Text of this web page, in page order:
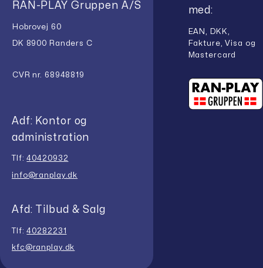
RAN-PLAY Gruppen A/S
Hobrovej 60
DK 8900 Randers C
CVR nr. 68948819
Adf: Kontor og
administration
Tlf:40420932
info@ranplay.dk
Afd: Tilbud & Salg
Tlf:40282231
kfc@ranplay.dk
med:
EAN, DKK,
Fakture, Visa og
Mastercard